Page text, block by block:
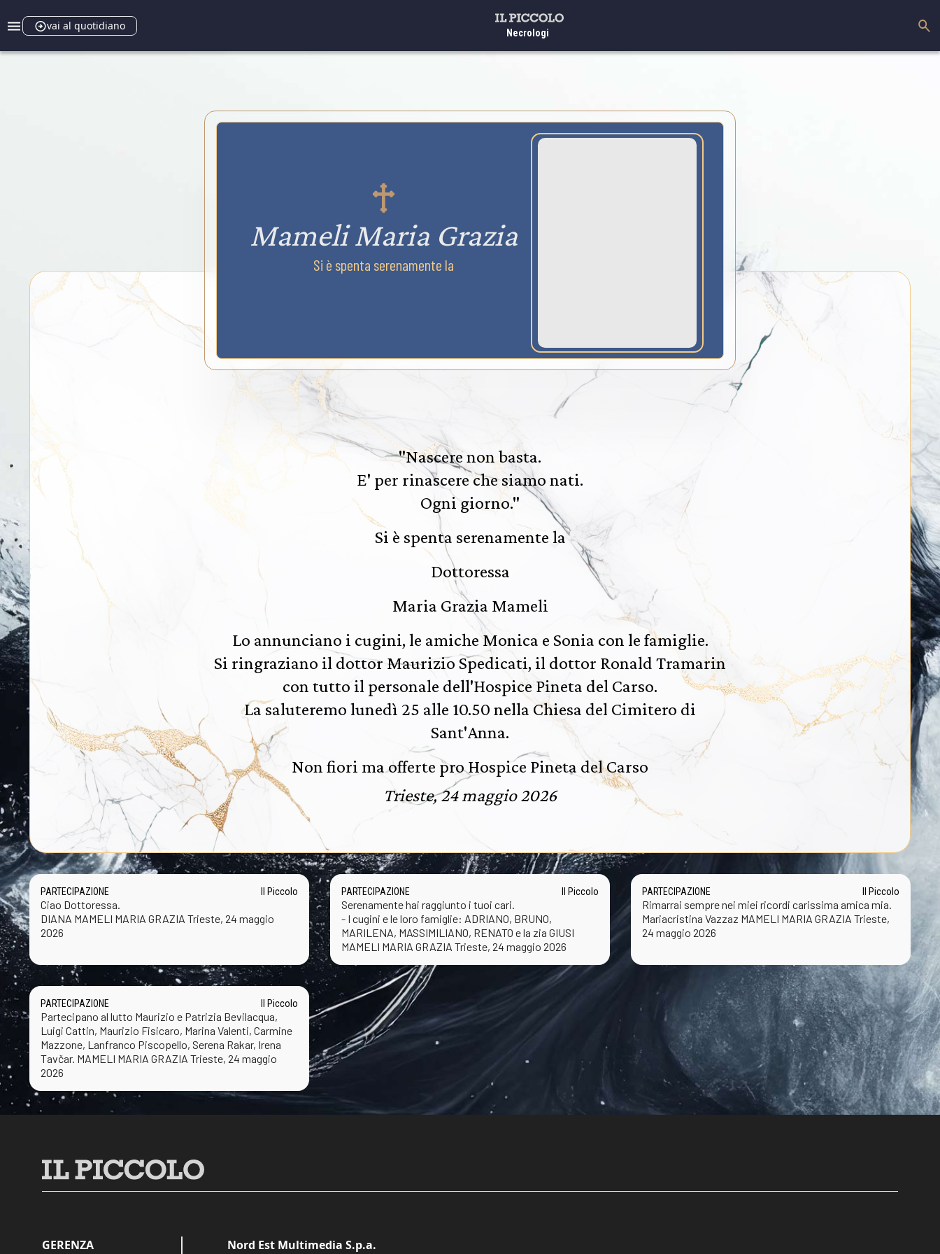
vai al quotidiano
Necrologi
Mameli Maria Grazia
Si è spenta serenamente la
"Nascere non basta.
E' per rinascere che siamo nati.
Ogni giorno."
Si è spenta serenamente la
Dottoressa
Maria Grazia Mameli
Lo annunciano i cugini, le amiche Monica e Sonia con le famiglie.
Si ringraziano il dottor Maurizio Spedicati, il dottor Ronald Tramarin
con tutto il personale dell'Hospice Pineta del Carso.
La saluteremo lunedì 25 alle 10.50 nella Chiesa del Cimitero di
Sant'Anna.
Non fiori ma offerte pro Hospice Pineta del Carso
Trieste, 24 maggio 2026
PARTECIPAZIONE Il Piccolo
Ciao Dottoressa.
DIANA MAMELI MARIA GRAZIA Trieste, 24 maggio
2026
PARTECIPAZIONE Il Piccolo
Serenamente hai raggiunto i tuoi cari.
- I cugini e le loro famiglie: ADRIANO, BRUNO,
MARILENA, MASSIMILIANO, RENATO e la zia GIUSI
MAMELI MARIA GRAZIA Trieste, 24 maggio 2026
PARTECIPAZIONE Il Piccolo
Rimarrai sempre nei miei ricordi carissima amica mia.
Mariacristina Vazzaz MAMELI MARIA GRAZIA Trieste,
24 maggio 2026
PARTECIPAZIONE Il Piccolo
Partecipano al lutto Maurizio e Patrizia Bevilacqua,
Luigi Cattin, Maurizio Fisicaro, Marina Valenti, Carmine
Mazzone, Lanfranco Piscopello, Serena Rakar, Irena
Tavčar. MAMELI MARIA GRAZIA Trieste, 24 maggio
2026
GERENZA Nord Est Multimedia S.p.a.